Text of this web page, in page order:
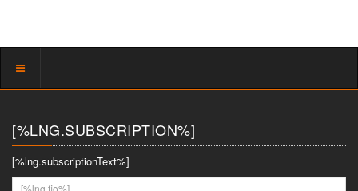
Показать
[%LNG.SUBSCRIPTION%]
[%lng.subscriptionText%]
[%lng.fio%]